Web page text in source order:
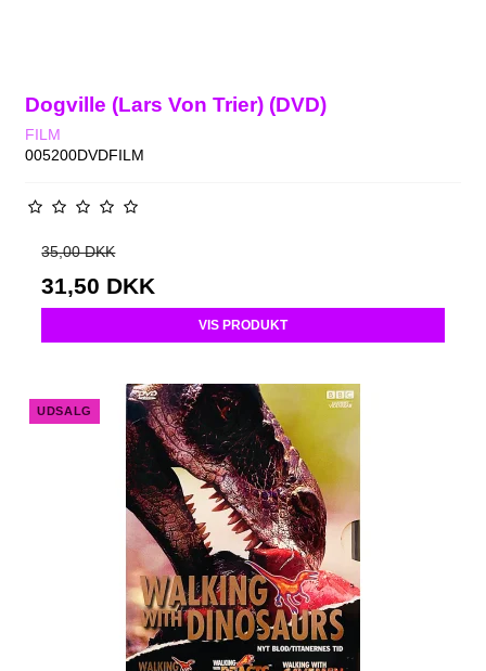
Dogville (Lars Von Trier) (DVD)
FILM
005200DVDFILM
35,00 DKK
31,50 DKK
VIS PRODUKT
UDSALG